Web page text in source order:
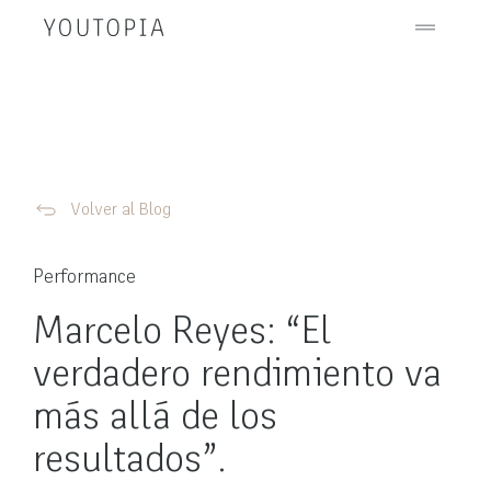
Volver al Blog
Performance
Marcelo Reyes: “El
verdadero rendimiento va
más allá de los
resultados”.